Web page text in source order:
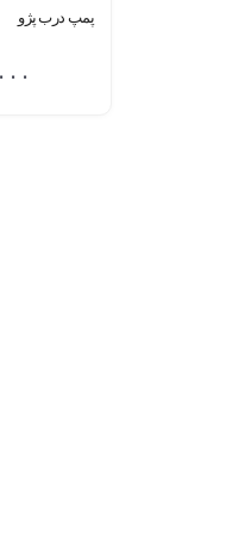
پمپ درب پژو